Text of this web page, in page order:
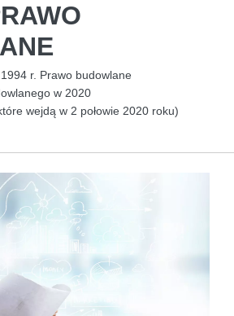
r. Prawo budowlane
w 2020
wejdą w 2 połowie 2020 roku)